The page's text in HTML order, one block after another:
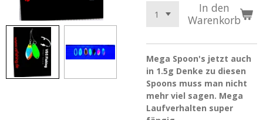
In den
Warenkorb
Mega Spoon's jetzt auch
in 1.5g Denke zu diesen
Spoons muss man nicht
mehr viel sagen. Mega
Laufverhalten super